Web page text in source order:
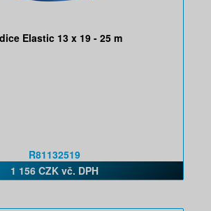
Elastic 13 x 19 - 25 m
R81132519
1 156 CZK vč. DPH